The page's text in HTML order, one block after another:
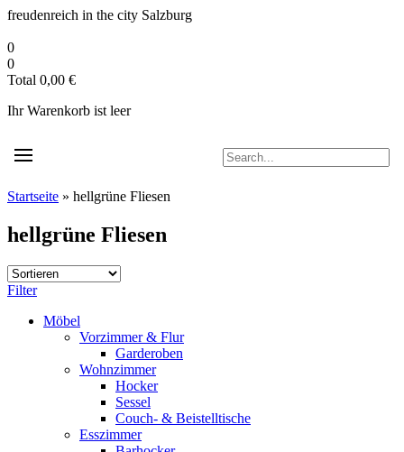
Zum
springen
freudenreich in the city Salzburg
0
0
Total 0,00 €
Ihr Warenkorb ist leer
Startseite » hellgrüne Fliesen
hellgrüne Fliesen
Filter
Möbel
Vorzimmer & Flur
Garderoben
Wohnzimmer
Hocker
Sessel
Couch- & Beistelltische
Esszimmer